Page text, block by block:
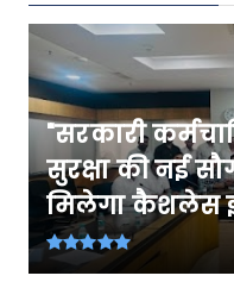
"सरकारी
सुरक्षा की नई
मिलेगा कैशलेस